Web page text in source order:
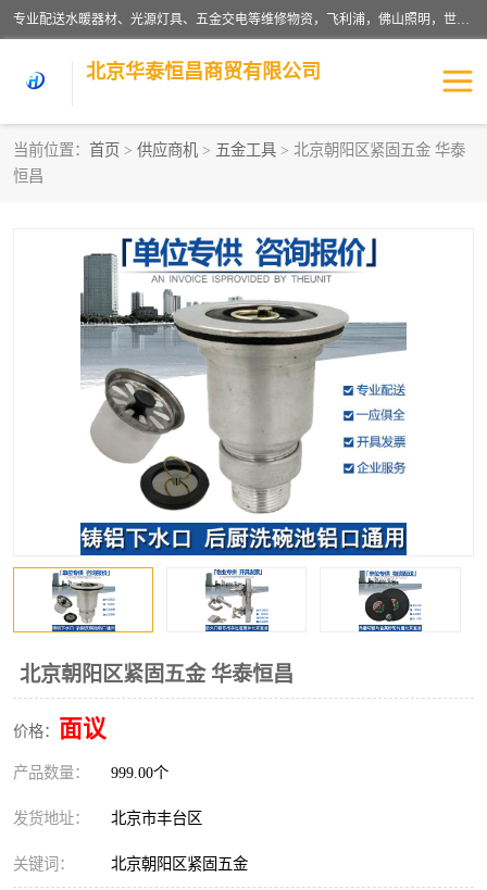
专业配送水暖器材、光源灯具、五金交电等维修物资，飞利浦，佛山照明，世达，博世，九牧，特陶等各产品涉及国内外知名品牌。公司专注与物业、学校、酒店、工厂等单位合作，提供一站式配送服务，降低客户综合成本。依托电子商务改变传统模式，以专业的团队为客户提供24H物资配送到达，货到月结、统一开票，便捷退换等服务，提高了企业的运营效率。
北京华泰恒昌商贸有限公司
当前位置： 首页 > 供应商机 > 五金工具 > 北京朝阳区紧固五金 华泰
恒昌
北京朝阳区紧固五金 华泰恒昌
价格： 面议
产品数量： 999.00个
发货地址： 北京市丰台区
关键词： 北京朝阳区紧固五金
水暖阀门
涂料辅材